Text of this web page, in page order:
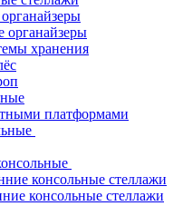
органайзеры
хранения
платформами
консольные стеллажи
консольные стеллажи